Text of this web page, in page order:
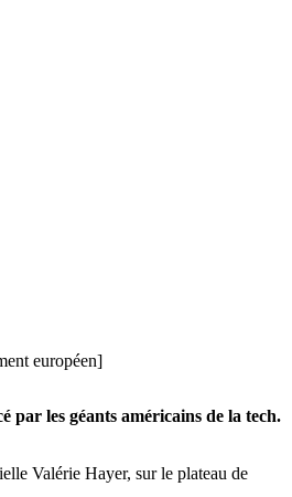
européen]
les géants américains de la tech.
Valérie Hayer, sur le plateau de